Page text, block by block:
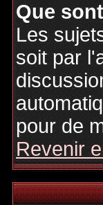
Que
Les
soit par
pour de
Revenir